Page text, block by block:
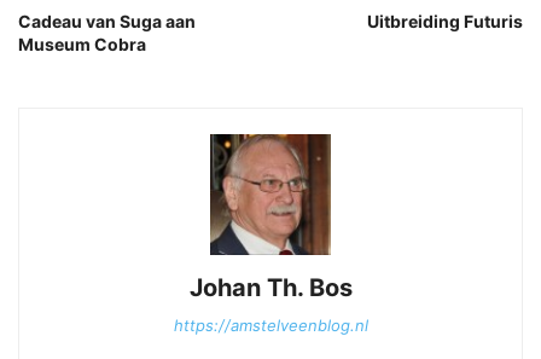
Cadeau van Suga aan
Museum Cobra
Uitbreiding Futuris
Johan Th. Bos
https://amstelveenblog.nl